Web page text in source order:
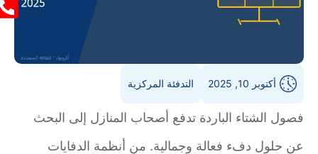
أكتوبر 10, 2025 التدفئة المركزية
فصول الشتاء الباردة تدفع أصحاب المنازل إلى البحث
عن حلول دفء فعالة وجمالية. من أنظمة الدفايات